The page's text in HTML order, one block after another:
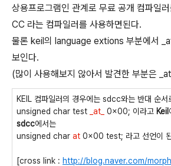
상용프로그램인 관계로 무료 공개 컴파일
CC 라는 컴파일러를 사용하면된다.
물론 keil의 language extions 부분에서
보인다.
(많이 사용해보지 않아서 발견한 부분은
KEIL 컴파일러의 경우에는 sdcc와는 반대 순서
unsigned char test
_at_ 0x00; 이라고 Keil
sdcc에서는
unsigned char at 0x00 test; 라고 선언이
[cross link : http://blog.naver.com/